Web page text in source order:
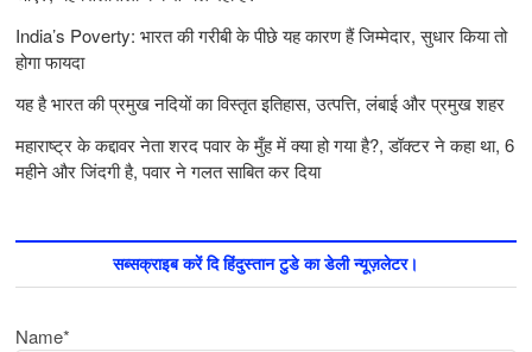
India’s Poverty: भारत की गरीबी के पीछे यह कारण हैं जिम्‍मेदार, सुधार किया तो
होगा फायदा
यह है भारत की प्रमुख नदियों का विस्तृत इतिहास, उत्पत्ति, लंबाई और प्रमुख शहर
महाराष्ट्र के कद्दावर नेता शरद पवार के मुँह में क्या हो गया है?, डॉक्टर ने कहा था, 6
महीने और जिंदगी है, पवार ने गलत साबित कर दिया
सब्सक्राइब करें दि हिंदुस्तान टुडे का डेली न्यूज़लेटर।
Name*